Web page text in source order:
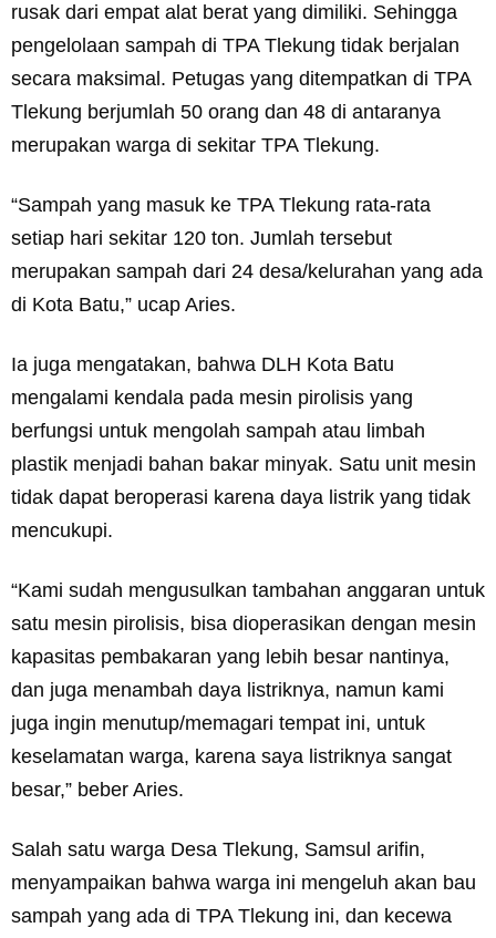
rusak dari empat alat berat yang dimiliki. Sehingga
pengelolaan sampah di TPA Tlekung tidak berjalan
secara maksimal. Petugas yang ditempatkan di TPA
Tlekung berjumlah 50 orang dan 48 di antaranya
merupakan warga di sekitar TPA Tlekung.
“Sampah yang masuk ke TPA Tlekung rata-rata
setiap hari sekitar 120 ton. Jumlah tersebut
merupakan sampah dari 24 desa/kelurahan yang ada
di Kota Batu,” ucap Aries.
Ia juga mengatakan, bahwa DLH Kota Batu
mengalami kendala pada mesin pirolisis yang
berfungsi untuk mengolah sampah atau limbah
plastik menjadi bahan bakar minyak. Satu unit mesin
tidak dapat beroperasi karena daya listrik yang tidak
mencukupi.
“Kami sudah mengusulkan tambahan anggaran untuk
satu mesin pirolisis, bisa dioperasikan dengan mesin
kapasitas pembakaran yang lebih besar nantinya,
dan juga menambah daya listriknya, namun kami
juga ingin menutup/memagari tempat ini, untuk
keselamatan warga, karena saya listriknya sangat
besar,” beber Aries.
Salah satu warga Desa Tlekung, Samsul arifin,
menyampaikan bahwa warga ini mengeluh akan bau
sampah yang ada di TPA Tlekung ini, dan kecewa